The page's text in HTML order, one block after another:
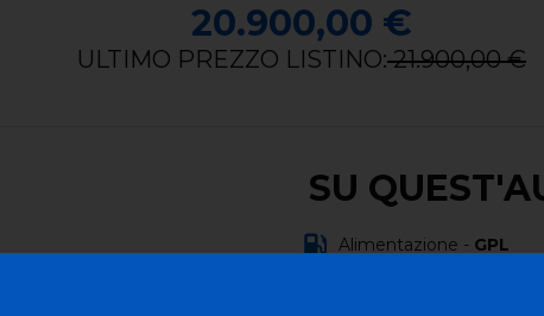
20.900,00 €
ULTIMO PREZZO LISTINO:21.900,00 €
SU
Alimentazione - GPL